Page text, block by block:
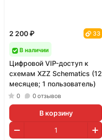
2 200 ₽ 33
В наличии
Цифровой VIP-доступ к
схемам XZZ Schematics (12
месяцев; 1 пользователь)
0 0 отзывов
В корзину